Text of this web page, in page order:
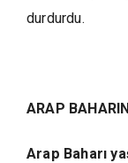
durdurdu.
ARAP
Arap Baharı